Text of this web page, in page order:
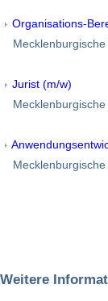
Organisations-
Mecklenburgische
Jurist (m/w)
Mecklenburgische
Mecklenburgische
Weitere